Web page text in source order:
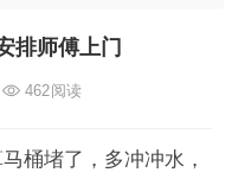
排师傅上门
462阅读
堵了，多冲冲水，